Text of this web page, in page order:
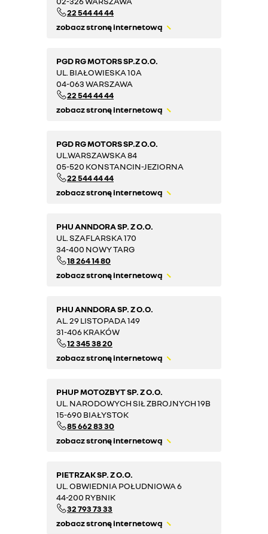
22 544 44 44
zobacz stronę internetową
PGD RG MOTORS SP.Z O.O.
UL. BIAŁOWIESKA 10A
04-063 WARSZAWA
22 544 44 44
zobacz stronę internetową
PGD RG MOTORS SP.Z O.O.
UL.WARSZAWSKA 84
05-520 KONSTANCIN-JEZIORNA
22 544 44 44
zobacz stronę internetową
PHU ANNDORA SP. Z O.O.
UL. SZAFLARSKA 170
34-400 NOWY TARG
18 264 14 80
zobacz stronę internetową
PHU ANNDORA SP. Z O.O.
AL. 29 LISTOPADA 149
31-406 KRAKÓW
12 345 38 20
zobacz stronę internetową
PHUP MOTOZBYT SP. Z O.O.
UL. NARODOWYCH SIŁ ZBROJNYCH 19B
15-690 BIAŁYSTOK
85 662 83 30
zobacz stronę internetową
PIETRZAK SP. Z O.O.
UL. OBWIEDNIA POŁUDNIOWA 6
44-200 RYBNIK
32 793 73 33
zobacz stronę internetową